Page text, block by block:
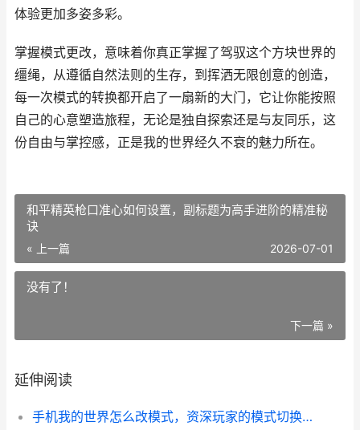
体验更加多姿多彩。
掌握模式更改，意味着你真正掌握了驾驭这个方块世界的
缰绳，从遵循自然法则的生存，到挥洒无限创意的创造，
每一次模式的转换都开启了一扇新的大门，它让你能按照
自己的心意塑造旅程，无论是独自探索还是与友同乐，这
份自由与掌控感，正是我的世界经久不衰的魅力所在。
和平精英枪口准心如何设置，副标题为高手进阶的精准秘
诀
« 上一篇 2026-07-01
没有了！
下一篇 »
延伸阅读
手机我的世界怎么改模式，资深玩家的模式切换指南